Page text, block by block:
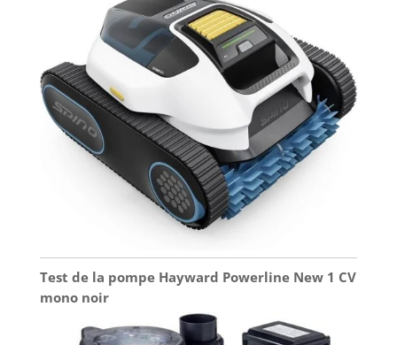
Test de la pompe Hayward Powerline New 1 CV
mono noir